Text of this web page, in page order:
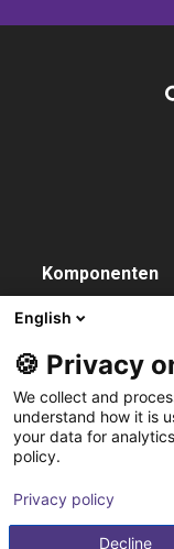
Komponenten
Steuerung
Vision
Pneumatik
Service
English
🍪 Privacy
We collect and
understand how it is
your data for
policy.
Privacy policy
Decline